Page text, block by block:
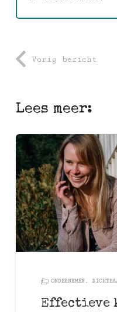
Vorig bericht
Lees meer:
ONDERNEMEN,
Effectieve